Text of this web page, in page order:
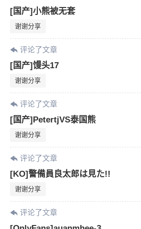
[国产]小熊被无套
谢谢分享
评论了文章
[国产]馒头17
谢谢分享
评论了文章
[国产]PetertjVS泰国熊
谢谢分享
评论了文章
[KO]警備員良太郎は見た!!
谢谢分享
评论了文章